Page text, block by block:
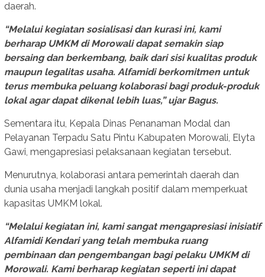
daerah.
“Melalui kegiatan sosialisasi dan kurasi ini, kami
berharap UMKM di Morowali dapat semakin siap
bersaing dan berkembang, baik dari sisi kualitas produk
maupun legalitas usaha. Alfamidi berkomitmen untuk
terus membuka peluang kolaborasi bagi produk-produk
lokal agar dapat dikenal lebih luas,” ujar Bagus.
Sementara itu, Kepala Dinas Penanaman Modal dan
Pelayanan Terpadu Satu Pintu Kabupaten Morowali, Elyta
Gawi, mengapresiasi pelaksanaan kegiatan tersebut.
Menurutnya, kolaborasi antara pemerintah daerah dan
dunia usaha menjadi langkah positif dalam memperkuat
kapasitas UMKM lokal.
“Melalui kegiatan ini, kami sangat mengapresiasi inisiatif
Alfamidi Kendari yang telah membuka ruang
pembinaan dan pengembangan bagi pelaku UMKM di
Morowali. Kami berharap kegiatan seperti ini dapat